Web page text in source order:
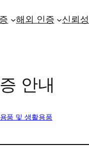
해외 인증 신뢰
안내
품 및 생활용품